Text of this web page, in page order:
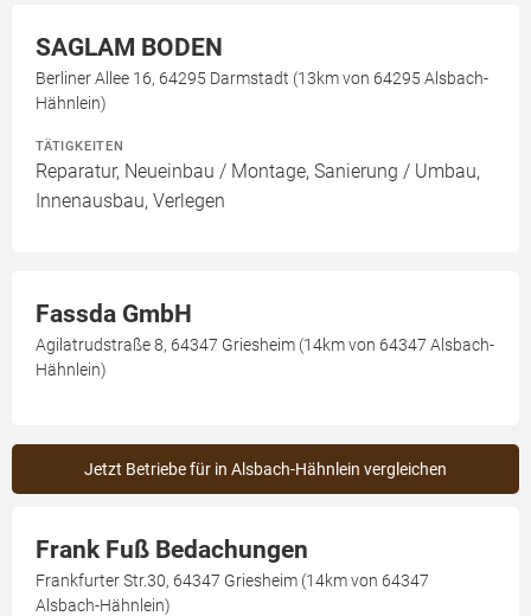
SAGLAM BODEN
Berliner Allee 16, 64295 Darmstadt (13km von 64295 Alsbach-
Hähnlein)
TÄTIGKEITEN
Reparatur, Neueinbau / Montage, Sanierung / Umbau,
Innenausbau, Verlegen
Fassda GmbH
Agilatrudstraße 8, 64347 Griesheim (14km von 64347 Alsbach-
Hähnlein)
Jetzt Betriebe für in Alsbach-Hähnlein vergleichen
Frank Fuß Bedachungen
Frankfurter Str.30, 64347 Griesheim (14km von 64347
Alsbach-Hähnlein)